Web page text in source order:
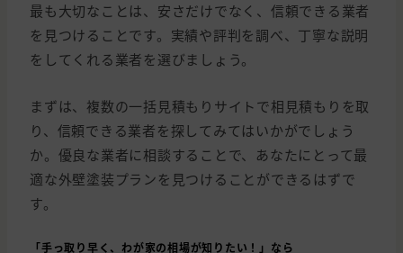
最も大切なことは、安さだけでなく、信頼できる業者
を見つけることです。実績や評判を調べ、丁寧な説明
をしてくれる業者を選びましょう。
まずは、複数の一括見積もりサイトで相見積もりを取
り、信頼できる業者を探してみてはいかがでしょう
か。優良な業者に相談することで、あなたにとって最
適な外壁塗装プランを見つけることができるはずで
す。
「手っ取り早く、わが家の相場が知りたい！」なら